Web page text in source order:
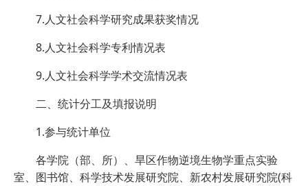
7.人文社会科学研究成果获奖情况
8.人文社会科学专利情况表
9.人文社会科学学术交流情况表
二、统计分工及填报说明
1.参与统计单位
各学院（部、所）、旱区作物逆境生物学重点实验
室、图书馆、科学技术发展研究院、新农村发展研究院(科